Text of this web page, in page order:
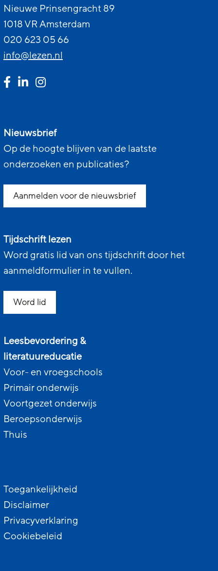
Nieuwe Prinsengracht 89
1018 VR Amsterdam
020 623 05 66
info@lezen.nl
Nieuwsbrief
Op de hoogte blijven van de laatste
onderzoeken en publicaties?
Aanmelden voor de nieuwsbrief
Tijdschrift lezen
Word gratis lid van ons tijdschrift door het
aanmeldformulier in te vullen.
Word lid
Leesbevordering &
literatuureducatie
Voor- en vroegschools
Primair onderwijs
Voortgezet onderwijs
Beroepsonderwijs
Thuis
Toegankelijkheid
Disclaimer
Privacyverklaring
Cookiebeleid